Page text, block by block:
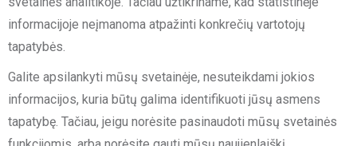
informacijoje neįmanoma atpažinti konkrečių vartotojų
tapatybės.
Galite apsilankyti mūsų svetainėje, nesuteikdami jokios
informacijos, kuria būtų galima identifikuoti jūsų asmens
tapatybę. Tačiau, jeigu norėsite pasinaudoti mūsų svetainės